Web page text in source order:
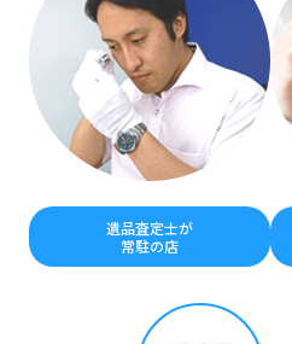
遺品査定士が
常駐の店